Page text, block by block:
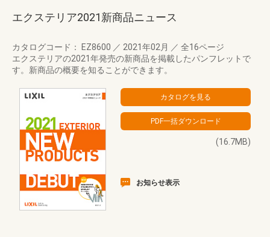
エクステリア2021新商品ニュース
カタログコード： EZ8600 ／ 2021年02月 ／ 全16ページ
エクステリアの2021年発売の新商品を掲載したパンフレットで
す。新商品の概要を知ることができます。
(16.7MB)
お知らせ表示